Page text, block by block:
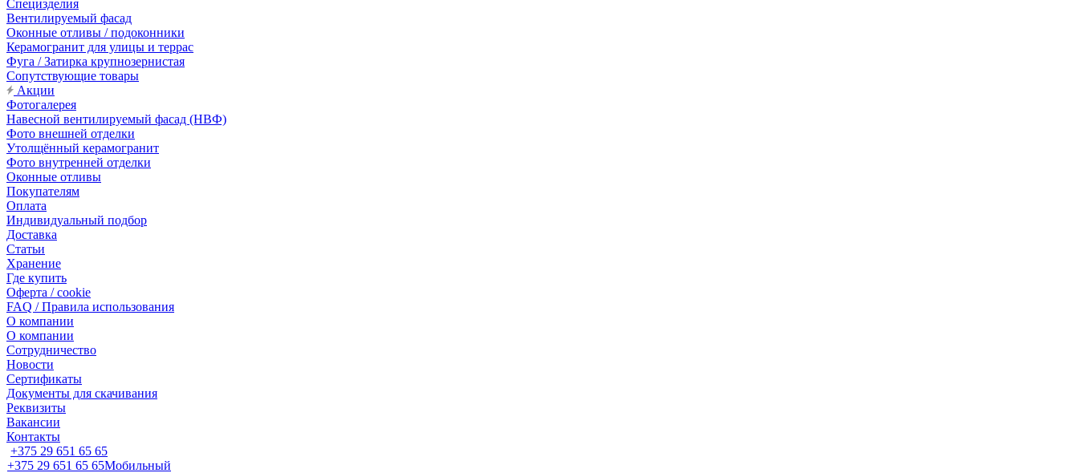
Специзделия
Вентилируемый фасад
Оконные отливы / подоконники
Керамогранит для улицы и террас
Фуга / Затирка крупнозернистая
Сопутствующие товары
Акции
Фотогалерея
Навесной вентилируемый фасад (НВФ)
Фото внешней отделки
Утолщённый керамогранит
Фото внутренней отделки
Оконные отливы
Покупателям
Оплата
Индивидуальный подбор
Доставка
Статьи
Хранение
Где купить
Оферта / cookie
FAQ / Правила использования
О компании
О компании
Сотрудничество
Новости
Сертификаты
Документы для скачивания
Реквизиты
Вакансии
Контакты
+375 29 651 65 65
+375 29 651 65 65Мобильный